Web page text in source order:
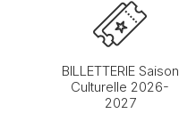
BILLETTERIE Saison
Culturelle 2026-
2027